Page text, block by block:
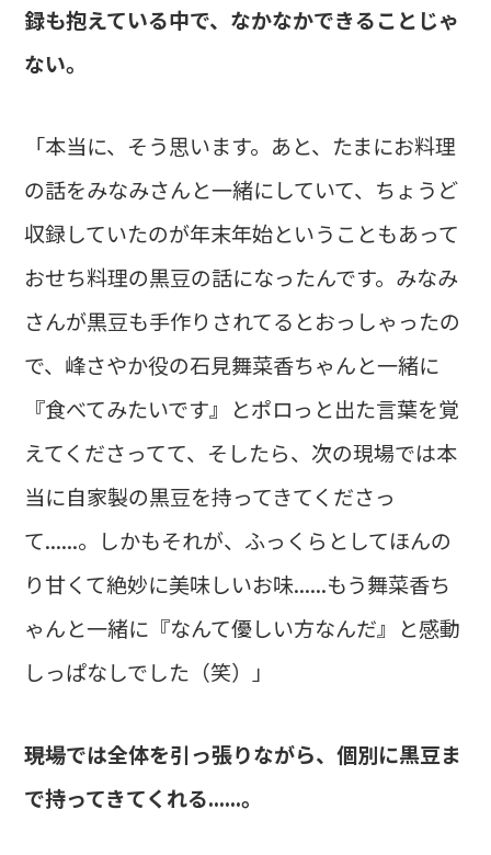
録も抱えている中で、なかなかできることじゃ
ない。
「本当に、そう思います。あと、たまにお料理
の話をみなみさんと一緒にしていて、ちょうど
収録していたのが年末年始ということもあって
おせち料理の黒豆の話になったんです。みなみ
さんが黒豆も手作りされてるとおっしゃったの
で、峰さやか役の石見舞菜香ちゃんと一緒に
『食べてみたいです』とポロっと出た言葉を覚
えてくださってて、そしたら、次の現場では本
当に自家製の黒豆を持ってきてくださっ
て......。しかもそれが、ふっくらとしてほんの
り甘くて絶妙に美味しいお味......もう舞菜香ち
ゃんと一緒に『なんて優しい方なんだ』と感動
しっぱなしでした（笑）」
――現場では全体を引っ張りながら、個別に黒豆ま
で持ってきてくれる......。